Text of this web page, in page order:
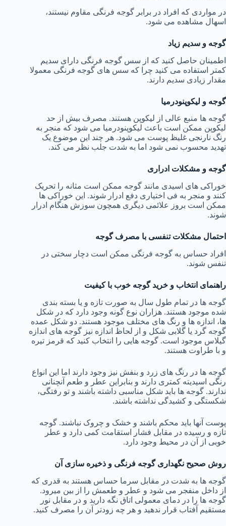
در مواردی که افراد در برابر گوجه فرنگی مقاوم نیستند،
اسهال مشاهده می شود.
گوجه و سدیم زیاد
اطمینان حاصل کنید که از سس گوجه فرنگی دارای سدیم
کمتر استفاده می کنید چرا که سس های گوجه فرنگی معمولا
مقدار زیادی سدیم دارند.
گوجه و لیکوپنودرمیا
گوجه ها منبع عالی از لیکوپن هستند. مصرف بیش از حد
لیکوپن ممکن است باعث لیکوپنودرمیا می شود که منجر به
رنگ نارنجی غلیظ پوست می شود. هر چند این موضوع یک
تهدید محسوب نمی شود اما به شدت جلب نظر می کند.
گوجه و مشکلات ادراری
خوراکی های اسیدی مانند گوجه ممکن است مثانه را تحریک
کنند و منجر به فی اختیاری دفع ادرار شوند. این خوراکی ها
ممکن است بروز علائمی دیگری همچون سوزش هنگام ادرار
شوند.
احتمال مشکلات تنفسی با مصرف گوجه
افراد حساس به گوجه فرنگی ممکن است دچار سختی در
تنفس شوند.
راهنمای انتخاب و خرید گوجه خوب با کیفیت
گوجه ها در تمام طول سال به صورت تازه و یا بسته بندی
شده موجود هستند. هزاران نوع گونه وجود دارد که در شکل
ها، اندازه ها و رنگ های مختلف موجود هستند. دو شکل عمده
گوجه گرد یا گلابی شکل و از لحاظ اندازه نیز گوجه های اندازه
گیلاس موجود است. گوجه هایی را انتخاب کنید که قرمز تیره
و با طراوت هستند.
گوجه ها در رنگ های زرد و بنفش نیز وجود دارند اما این انواع
رنگی اسیدیته کمتری دارند و بنابراین عطر و طعم آنچنانی
ندارند. گوجه ها باید شکل مناسبی داشته باشند و تو رفتگی،
شکستگی و کشیدگی نداشته باشند.
پوست آنها باید محکم باشند و خشک و چروک نباشند. گوجه
تازه و رسیده در مقابل فشار استقامت کمی دارد و عطر
خوبی از آن در محیط وجود دارد.
روش صحیح نگهداری گوجه فرنگی و ذخیره سازی آن
گوجه ها به شدت در مقابل سرما حساس هستند به قدری که
از داخل منفجر می شود و عطر و طعمش را از بین میرود.
گوجه ها را در دمای معمولی اتاق نگه دارید و در مقابل نور
مستقیم آفتاب قرار ندهید و هر چه زودتر آن را مصرف کنید.